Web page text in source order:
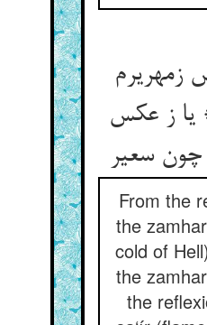
زمهریرم
یا ز عکس
سعیر
From the
the
cold of
the
the